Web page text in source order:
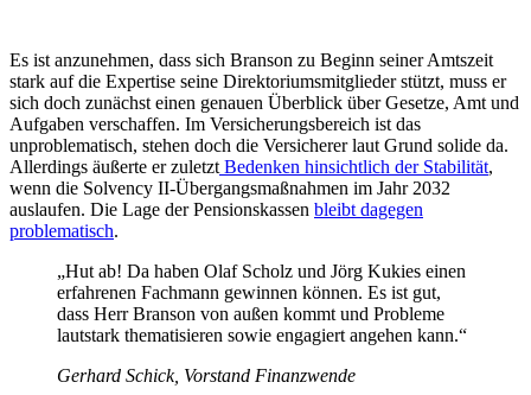
Es ist anzunehmen, dass sich Branson zu Beginn seiner Amtszeit
stark auf die Expertise seine Direktoriumsmitglieder stützt, muss er
sich doch zunächst einen genauen Überblick über Gesetze, Amt und
Aufgaben verschaffen. Im Versicherungsbereich ist das
unproblematisch, stehen doch die Versicherer laut Grund solide da.
Allerdings äußerte er zuletztBedenken hinsichtlich der Stabilität,
wenn die Solvency II-Übergangsmaßnahmen im Jahr 2032
auslaufen. Die Lage der Pensionskassen bleibt dagegen
problematisch.
„Hut ab! Da haben Olaf Scholz und Jörg Kukies einen
erfahrenen Fachmann gewinnen können. Es ist gut,
dass Herr Branson von außen kommt und Probleme
lautstark thematisieren sowie engagiert angehen kann.“
Gerhard Schick, Vorstand Finanzwende